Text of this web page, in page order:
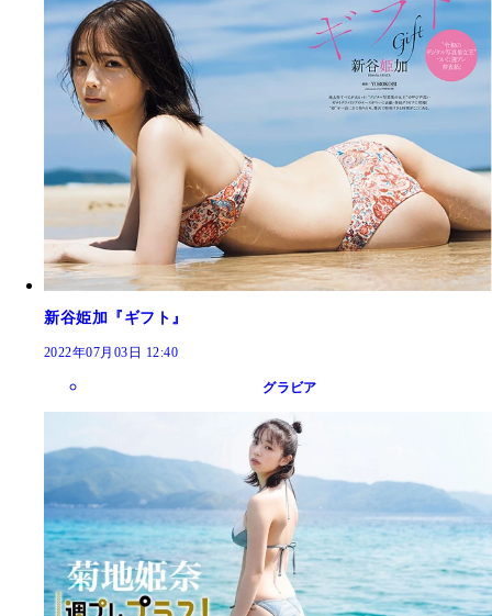
新谷姫加『ギフト』
2022年07月03日 12:40
グラビア